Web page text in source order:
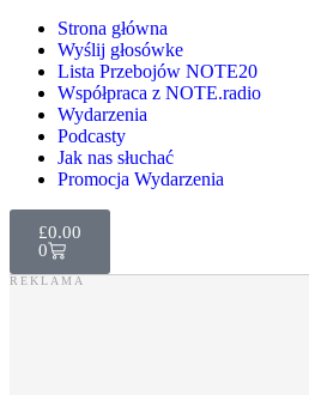
Strona główna
Wyślij głosówke
Lista Przebojów NOTE20
Współpraca z NOTE.radio
Wydarzenia
Podcasty
Jak nas słuchać
Promocja Wydarzenia
£0.00
0